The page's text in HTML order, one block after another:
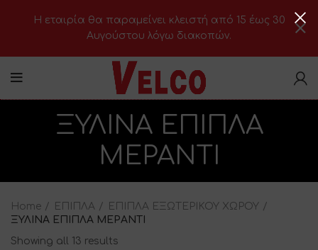
ΞΥΛΙΝΑ ΕΠΙΠΛΑ
ΜΕΡΑΝΤΙ
Home ΕΠΙΠΛΑ
ΕΠΙΠΛΑ ΕΞΩΤΕΡΙΚΟΥ ΧΩΡΟΥ
ΞΥΛΙΝΑ ΕΠΙΠΛΑ ΜΕΡΑΝΤΙ
Showing all 13 results
H εταιρία θα παραμείνει κλειστή από 15 έως 30
Αυγούστου λόγω διακοπών.